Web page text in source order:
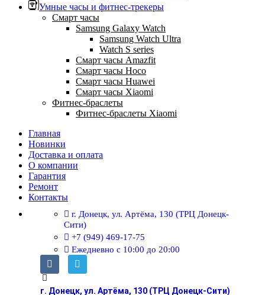
Умные часы и фитнес-трекеры
Смарт часы
Samsung Galaxy Watch
Samsung Watch Ultra
Watch S series
Смарт часы Amazfit
Смарт часы Hoco
Смарт часы Huawei
Смарт часы Xiaomi
Фитнес-браслеты
Фитнес-браслеты Xiaomi
Главная
Новинки
Доставка и оплата
О компании
Гарантия
Ремонт
Контакты
г. Донецк, ул. Артёма, 130 (ТРЦ Донецк-
Сити)
+7 (949) 469-17-75
Ежедневно с 10:00 до 20:00
г. Донецк, ул. Артёма, 130 (ТРЦ Донецк-Сити)